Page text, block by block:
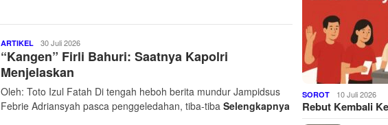
ARTIKEL Pantau
24
Jam
Net
30 Juli 2026
“Kangen” Firli Bahuri: Saatnya Kapolri
Menjelaskan
Oleh: Toto Izul Fatah Di tengah heboh berita mundur Jampidsus
Febrie Adriansyah pasca penggeledahan, tiba-tiba Selengkapnya
SOROT 10 Juli 2026
Rebut Kembali